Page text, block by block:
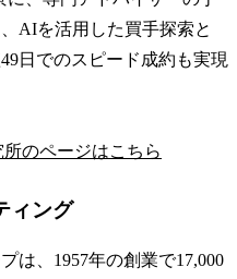
AIを活用した買手探索と
日でのスピード成約も実現
のページはこちら
ィング
は、1957年の創業で17,000